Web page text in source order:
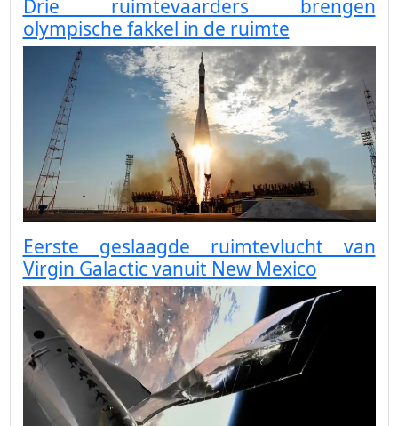
Drie ruimtevaarders brengen
olympische fakkel in de ruimte
Eerste geslaagde ruimtevlucht van
Virgin Galactic vanuit New Mexico